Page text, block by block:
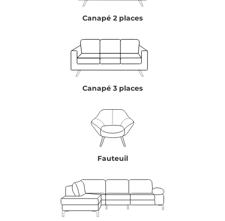
Canapé 2 places
Canapé 3 places
Fauteuil